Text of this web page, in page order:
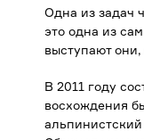
Одна из задач
это одна из
выступают
В 2011 году
восхождения